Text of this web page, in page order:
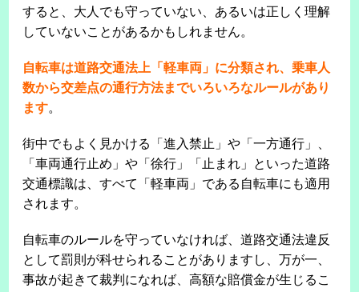
すると、大人でも守っていない、あるいは正しく理解
していないことがあるかもしれません。
自転車は道路交通法上「軽車両」に分類され、乗車人
数から交差点の通行方法までいろいろなルールがあり
ます。
街中でもよく見かける「進入禁止」や「一方通行」、
「車両通行止め」や「徐行」「止まれ」といった道路
交通標識は、すべて「軽車両」である自転車にも適用
されます。
自転車のルールを守っていなければ、道路交通法違反
として罰則が科せられることがありますし、万が一、
事故が起きて裁判になれば、高額な賠償金が生じるこ